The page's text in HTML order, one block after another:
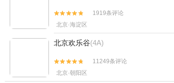


1919条评论
北京·海淀区
北京欢乐谷(4A)


11249条评论
北京·朝阳区